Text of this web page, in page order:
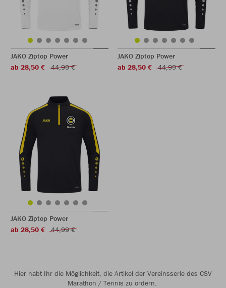
JAKO Ziptop Power
ab 28,50 €
44,99 €
JAKO Ziptop Power
ab 28,50 €
44,99 €
JAKO Ziptop Power
ab 28,50 €
44,99 €
Hier habt Ihr die Möglichkeit, die Artikel der Vereinsserie des CSV
Marathon / Tennis zu ordern.